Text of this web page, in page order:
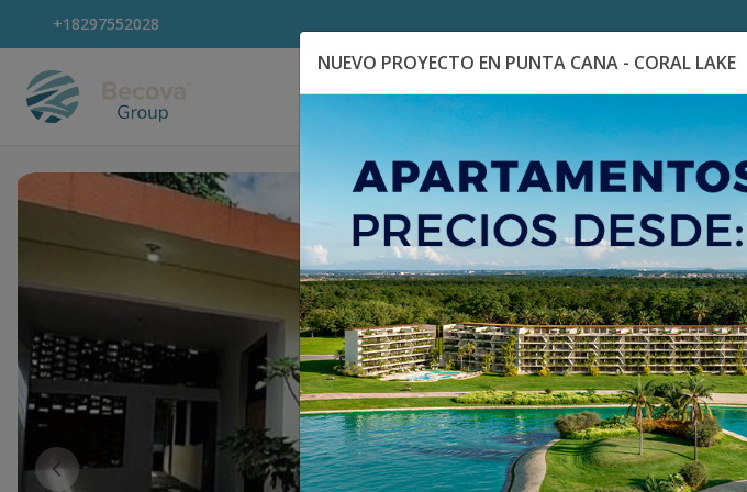
+18297552028
Explora Propiedades Catálogo de Proyectos
NUEVO PROYECTO EN PUNTA CANA - CORAL LAKE